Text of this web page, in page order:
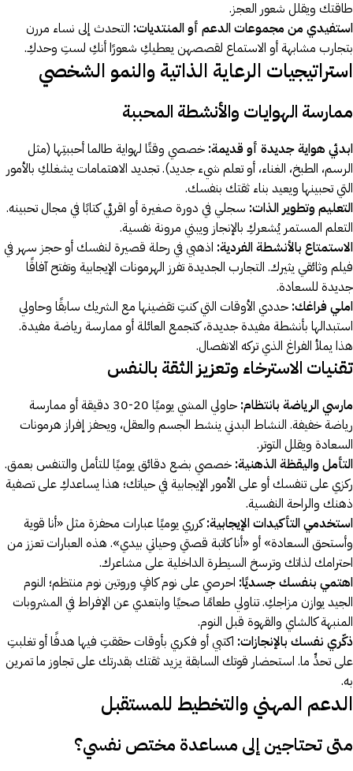
طاقتك ويقلل شعور العجز.
استفيدي من مجموعات الدعم أو المنتديات: التحدث إلى نساء مررن
بتجارب مشابهة أو الاستماع لقصصهن يعطيكِ شعورًا أنكِ لستِ وحدكِ.
استراتيجيات الرعاية الذاتية والنمو الشخصي
ممارسة الهوايات والأنشطة المحببة
ابدئي هواية جديدة أو قديمة: خصصي وقتًا لهواية طالما أحببتِها (مثل
الرسم، الطبخ، الغناء، أو تعلم شيء جديد). تجديد الاهتمامات يشغلكِ بالأمور
التي تحبينها ويعيد بناء ثقتك بنفسك.
التعليم وتطوير الذات: سجلي في دورة صغيرة أو اقرئي كتابًا في مجال تحبينه.
التعلم المستمر يُشعركِ بالإنجاز ويبني مرونة نفسية.
الاستمتاع بالأنشطة الفردية: اذهبي في رحلة قصيرة لنفسك أو حجز سهر في
فيلم وثائقي يثيرك. التجارب الجديدة تفرز الهرمونات الإيجابية وتفتح آفاقًا
جديدة للسعادة.
املي فراغك: حددي الأوقات التي كنتِ تقضينها مع الشريك سابقًا وحاولي
استبدالها بأنشطة مفيدة جديدة، كتجمع العائلة أو ممارسة رياضة مفيدة.
هذا يملأ الفراغ الذي تركه الانفصال.
تقنيات الاسترخاء وتعزيز الثقة بالنفس
مارسي الرياضة بانتظام:
حاولي المشي يوميًا 20-30 دقيقة أو ممارسة
رياضة خفيفة. النشاط البدني ينشط الجسم والعقل، ويحفز إفراز هرمونات
السعادة ويقلل التوتر.
التأمل واليقظة الذهنية: خصصي بضع دقائق يوميًا للتأمل والتنفس بعمق.
ركزي على تنفسك أو على الأمور الإيجابية في حياتك؛ هذا يساعدكِ على تصفية
ذهنك والراحة النفسية.
استخدمي التأكيدات الإيجابية:كرري يوميًا عبارات محفزة مثل «أنا قوية
وأستحق السعادة» أو «أنا كاتبة قصتي وحياتي بيدي». هذه العبارات تعزز من
احترامك لذاتك وترسخ السيطرة الداخلية على مشاعرك.
اهتمي بنفسك جسديًا: احرصي على نوم كافٍ وروتين نوم منتظم؛ النوم
الجيد يوازن مزاجكِ. تناولي طعامًا صحيًا وابتعدي عن الإفراط في المشروبات
المنبهة كالشاي والقهوة قبل النوم.
ذكّري نفسك بالإنجازات: اكتبي أو فكري بأوقات حققتِ فيها هدفًا أو تغلبتِ
على تحدٍّ ما. استحضار قوتك السابقة يزيد ثقتك بقدرتك على تجاوز ما تمرين
به.
الدعم المهني والتخطيط للمستقبل
متى تحتاجين إلى مساعدة مختص نفسي؟